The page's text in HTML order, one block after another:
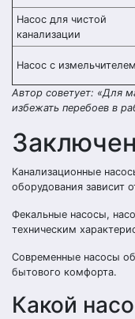
Насос для чистой
канализации
Насос с измельчителем
Автор советует: «Для
избежать перебоев в
Канализационные
оборудования зависит
Фекальные насосы,
техническим
Современные насосы
бытового комфорта.
Какой